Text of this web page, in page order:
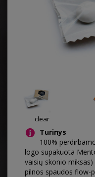
clear
Turinys
100%
logo supakuota
vaisių skonio
pilnos spaudos flow-